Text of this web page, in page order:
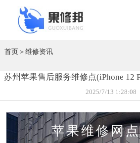
首页＞维修资讯
苏州苹果售后服务维修点(iPhone 12
格)
2025/7/13 1:28:08
苹果维修网